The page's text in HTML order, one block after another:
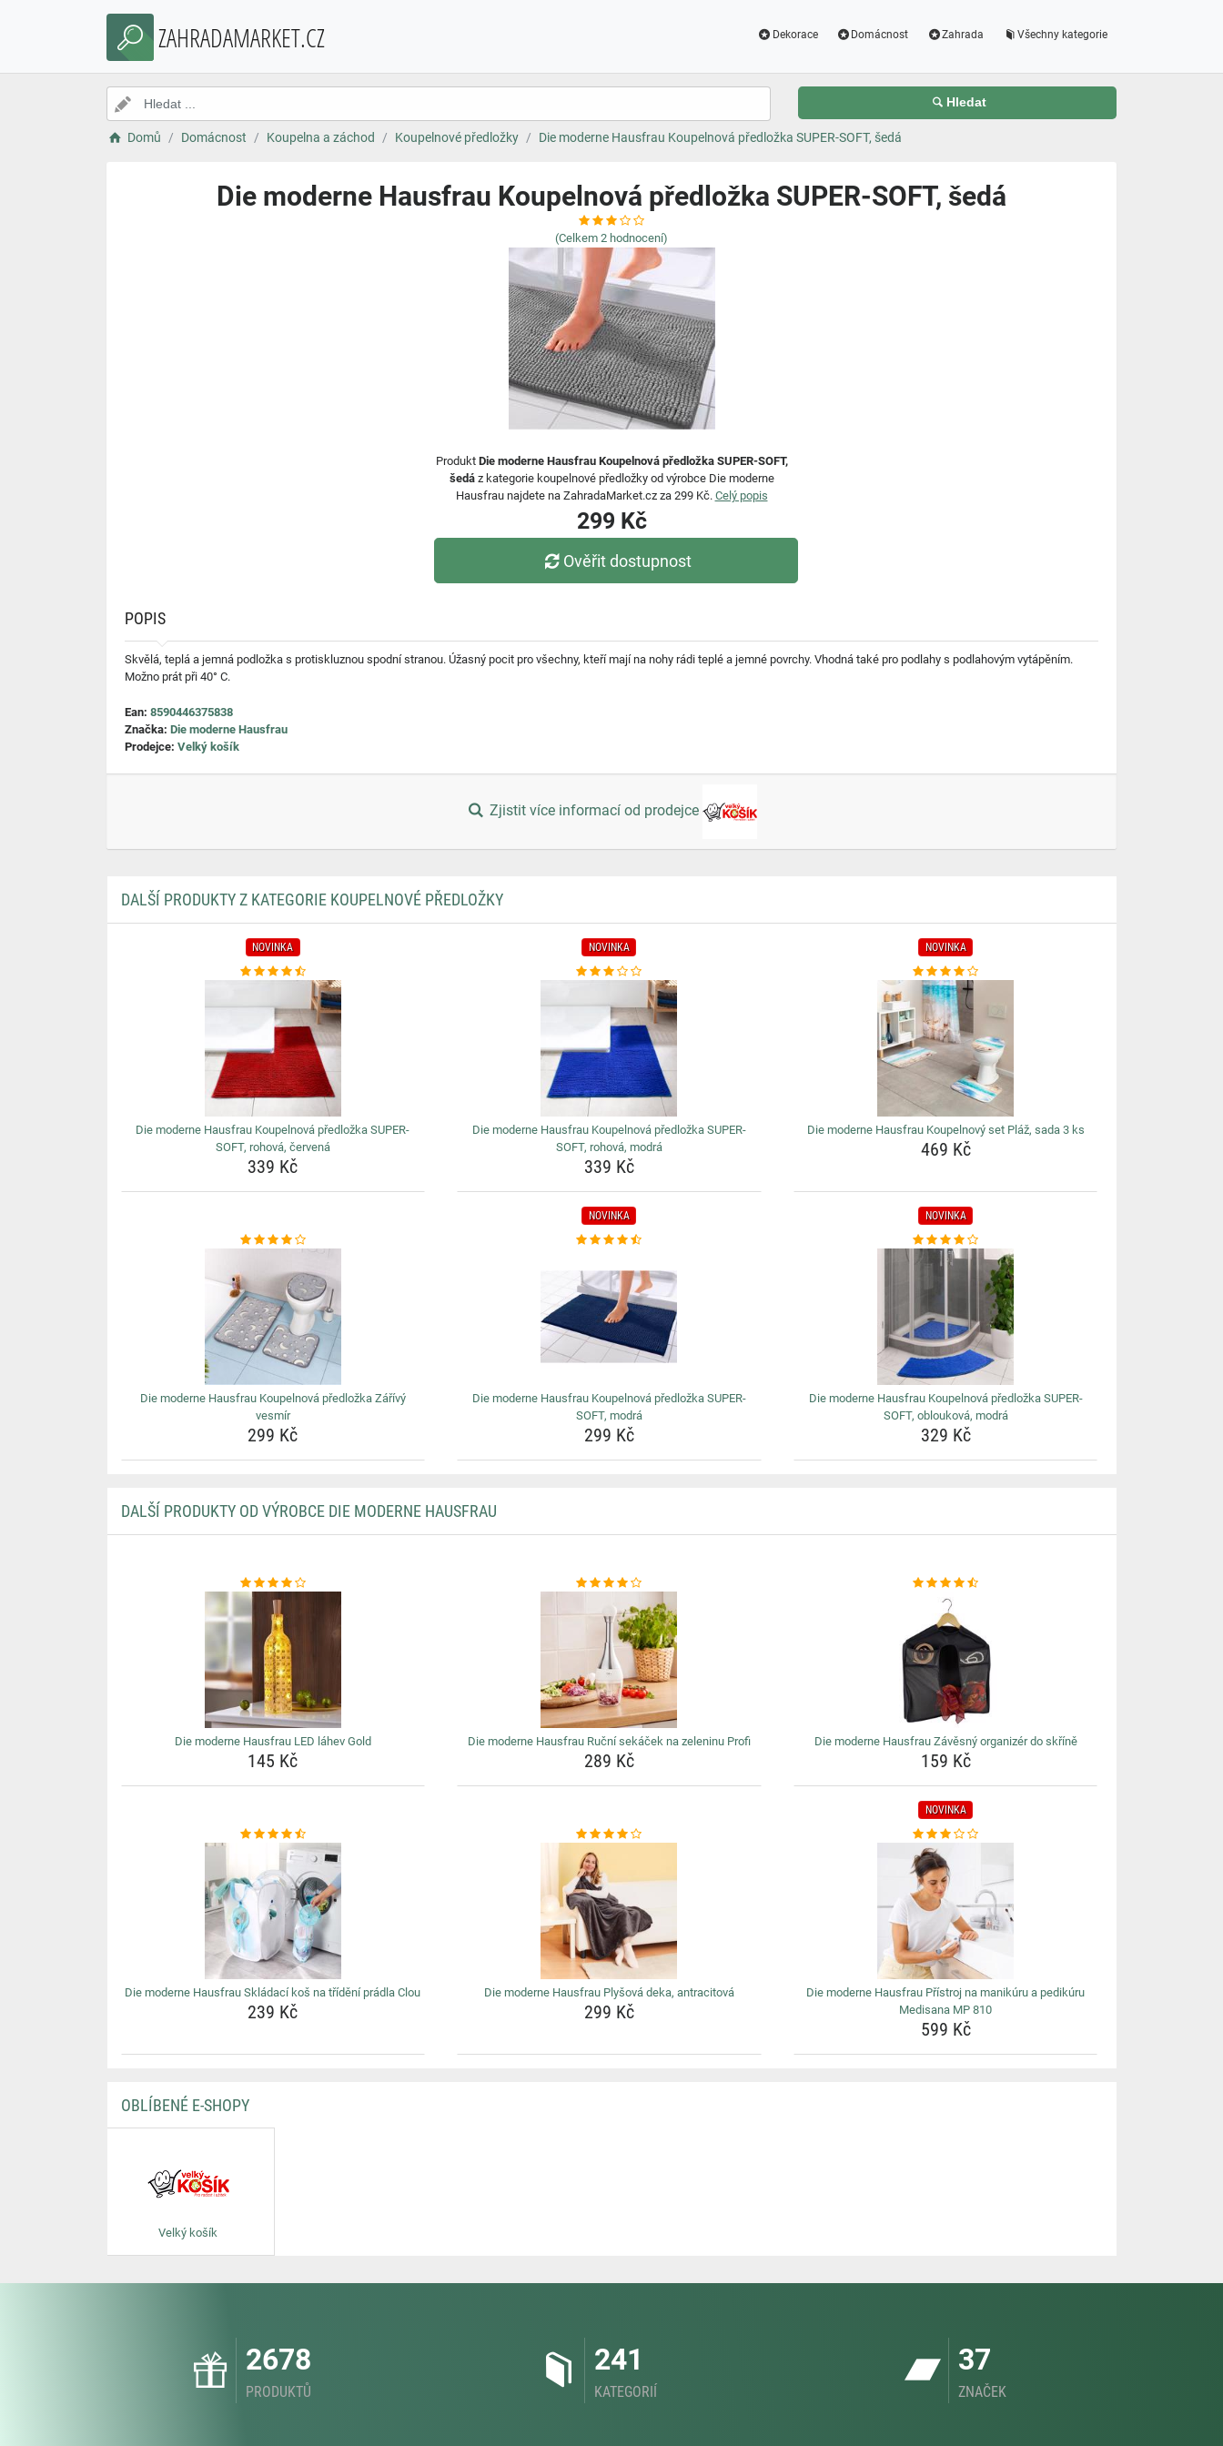
ZAHRADAMARKET.CZ Dekorace Domácnost Zahrada Všechny kategorie
Hledat
Domů Domácnost Koupelna a záchod Koupelnové předložky Die moderne Hausfrau Koupelnová předložka SUPER-SOFT, šedá
Die moderne Hausfrau Koupelnová předložka SUPER-SOFT, šedá
(Celkem 2 hodnocení)
Produkt Die moderne Hausfrau Koupelnová předložka SUPER-SOFT,
šedáz kategorie koupelnové předložky od výrobce Die moderne
Hausfrau najdete na ZahradaMarket.cz za 299 Kč. Celý popis
299 Kč
Ověřit dostupnost
POPIS
Skvělá, teplá a jemná podložka s protiskluznou spodní stranou. Úžasný pocit pro všechny, kteří mají na nohy rádi teplé a jemné povrchy. Vhodná také pro podlahy s podlahovým vytápěním.
Možno prát při 40° C.
Ean: 8590446375838
Značka: Die moderne Hausfrau
Prodejce: Velký košík
Zjistit více informací od prodejce
DALŠÍ PRODUKTY Z KATEGORIE KOUPELNOVÉ PŘEDLOŽKY
NOVINKA
Die moderne Hausfrau Koupelnová předložka SUPER-
SOFT, rohová, červená
339 Kč
NOVINKA
Die moderne Hausfrau Koupelnová předložka SUPER-
SOFT, rohová, modrá
339 Kč
NOVINKA
Die moderne Hausfrau Koupelnový set Pláž, sada 3 ks
469 Kč
Die moderne Hausfrau Koupelnová předložka Zářívý
vesmír
299 Kč
NOVINKA
Die moderne Hausfrau Koupelnová předložka SUPER-
SOFT, modrá
299 Kč
NOVINKA
Die moderne Hausfrau Koupelnová předložka SUPER-
SOFT, oblouková, modrá
329 Kč
DALŠÍ PRODUKTY OD VÝROBCE DIE MODERNE HAUSFRAU
Die moderne Hausfrau LED láhev Gold
145 Kč
Die moderne Hausfrau Ruční sekáček na zeleninu Profi
289 Kč
Die moderne Hausfrau Závěsný organizér do skříně
159 Kč
Die moderne Hausfrau Skládací koš na třídění prádla Clou
239 Kč
Die moderne Hausfrau Plyšová deka, antracitová
299 Kč
NOVINKA
Die moderne Hausfrau Přístroj na manikúru a pedikúru
Medisana MP 810
599 Kč
OBLÍBENÉ E-SHOPY
Velký košík
2678
PRODUKTŮ
241
KATEGORIÍ
37
ZNAČEK